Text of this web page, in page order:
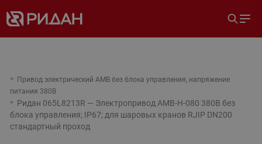
Привод электрический АМВ без блока управления, напряжение
питания 380В
Ридан 065L8213R — Электропривод AMB-H-080 380В без
блока управления; IP67; для шаровых кранов RJIP DN200
стандартный проход